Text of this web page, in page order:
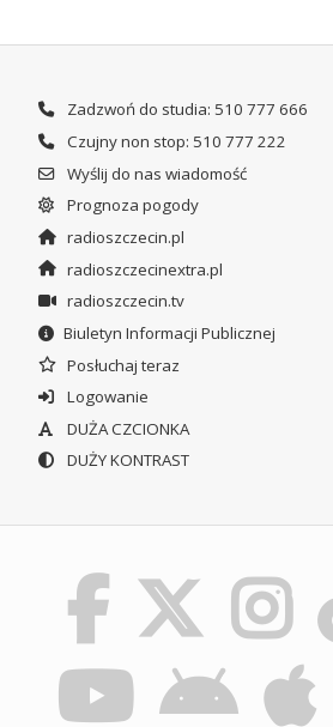
Zadzwoń do studia: 510 777 666
Czujny non stop: 510 777 222
Wyślij do nas wiadomość
Prognoza pogody
radioszczecin.pl
radioszczecinextra.pl
radioszczecin.tv
Biuletyn Informacji Publicznej
Posłuchaj teraz
Logowanie
DUŻA CZCIONKA
DUŻY KONTRAST